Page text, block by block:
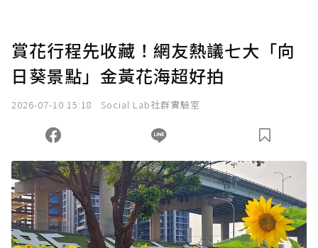
賞花行程先收藏！網友熱議七大「向
日葵景點」金黃花海超好拍
2026-07-10 15:18 Social Lab社群實驗室